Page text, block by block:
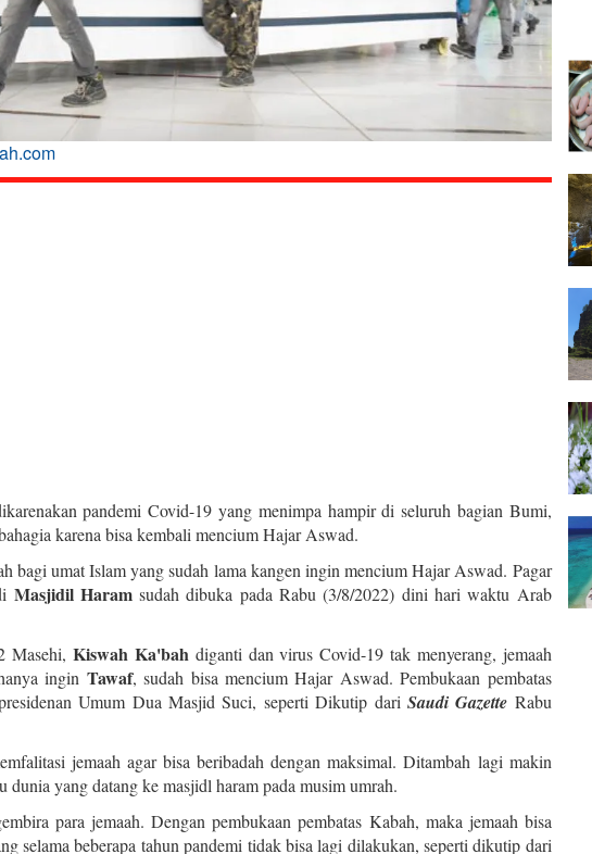
pandemi Covid-19 yang menimpa hampir di seluruh bagian Bumi,
karena bisa kembali mencium Hajar Aswad.
bagi umat Islam yang sudah lama kangen ingin mencium Hajar Aswad. Pagar
Masjidil Haramsudah dibuka pada Rabu (3/8/2022) dini hari waktu Arab
Masehi, Kiswah Ka'bah diganti dan virus Covid-19 tak menyerang, jemaah
ingin Tawaf, sudah bisa mencium Hajar Aswad. Pembukaan pembatas
Umum Dua Masjid Suci, seperti Dikutip dari Saudi Gazette Rabu
jemaah agar bisa beribadah dengan maksimal. Ditambah lagi makin
dunia yang datang ke masjidl haram pada musim umrah.
para jemaah. Dengan pembukaan pembatas Kabah, maka jemaah bisa
selama beberapa tahun pandemi tidak bisa lagi dilakukan, seperti dikutip dari